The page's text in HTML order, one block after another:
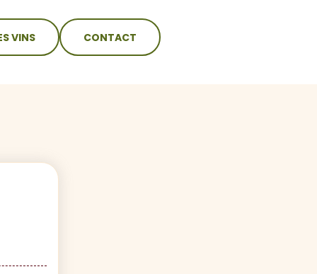
VINS CONTACT